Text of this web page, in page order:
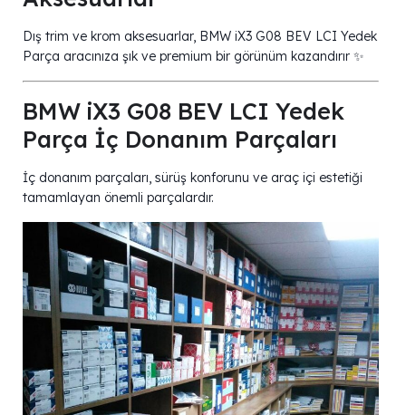
Dış trim ve krom aksesuarlar, BMW iX3 G08 BEV LCI Yedek
Parça aracınıza şık ve premium bir görünüm kazandırır ✨
BMW iX3 G08 BEV LCI Yedek
Parça İç Donanım Parçaları
İç donanım parçaları, sürüş konforunu ve araç içi estetiği
tamamlayan önemli parçalardır.